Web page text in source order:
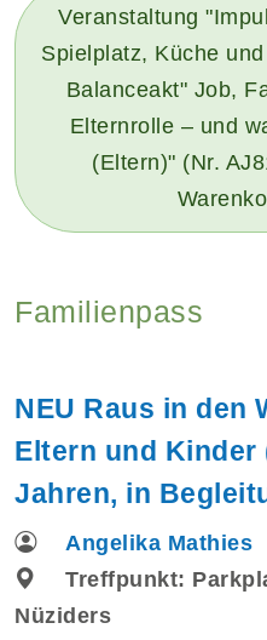
Veranstaltung
Spielplatz, Küche
Balanceakt" Job,
Elternrolle – und
(Eltern)" (Nr.
Familienpass
NEU Raus in den
Eltern und Kinder
Jahren, in
Angelika Mathies
Treffpunkt:
Nüziders